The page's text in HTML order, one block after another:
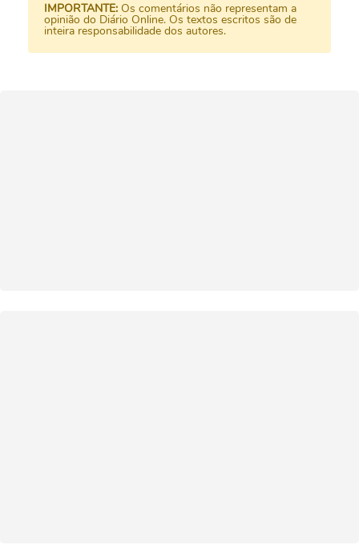
IMPORTANTE: Os comentários não representam a
opinião do Diário Online. Os textos escritos são de
inteira responsabilidade dos autores.